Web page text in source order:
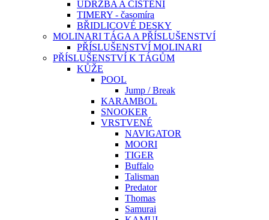
ÚDRŽBA A ČIŠTĚNÍ
TIMERY - časomíra
BŘIDLICOVÉ DESKY
MOLINARI TÁGA A PŘÍSLUŠENSTVÍ
PŘÍSLUŠENSTVÍ MOLINARI
PŘÍSLUŠENSTVÍ K TÁGŮM
KŮŽE
POOL
Jump / Break
KARAMBOL
SNOOKER
VRSTVENÉ
NAVIGATOR
MOORI
TIGER
Buffalo
Talisman
Predator
Thomas
Samurai